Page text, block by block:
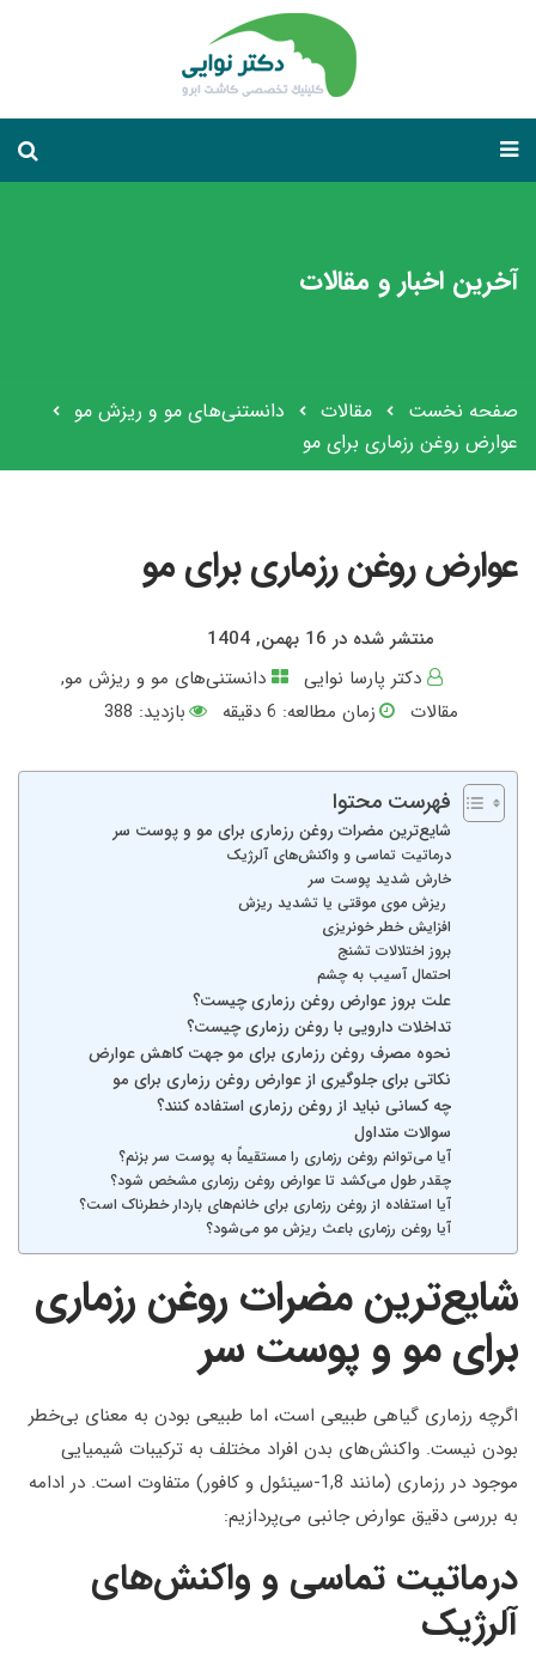
آخرین اخبار و مقالات
صفحه نخست مقالات
دانستنی‌های مو و ریزش مو
عوارض روغن رزماری برای مو
عوارض روغن رزماری برای مو
منتشر شده در 16 بهمن, 1404
دکتر پارسا نوایی
دانستنی‌های مو و ریزش مو,
مقالات
زمان مطالعه: 6 دقیقه بازدید: 388
فهرست محتوا
شایع‌ترین مضرات روغن رزماری برای مو و پوست سر
درماتیت تماسی و واکنش‌های آلرژیک
خارش شدید پوست سر
ریزش موی موقتی یا تشدید ریزش
افزایش خطر خونریزی
بروز اختلالات تشنج
احتمال آسیب به چشم
علت بروز عوارض روغن رزماری چیست؟
تداخلات دارویی با روغن رزماری چیست؟
نحوه مصرف روغن رزماری برای مو جهت کاهش عوارض
نکاتی برای جلوگیری از عوارض روغن رزماری برای مو
چه کسانی نباید از روغن رزماری استفاده کنند؟
سوالات متداول
آیا می‌توانم روغن رزماری را مستقیماً به پوست سر بزنم؟
چقدر طول می‌کشد تا عوارض روغن رزماری مشخص شود؟
آیا استفاده از روغن رزماری برای خانم‌های باردار خطرناک است؟
آیا روغن رزماری باعث ریزش مو می‌شود؟
شایع‌ترین مضرات روغن رزماری
برای مو و پوست سر
اگرچه رزماری گیاهی طبیعی است، اما طبیعی بودن به معنای بی‌خطر
بودن نیست. واکنش‌های بدن افراد مختلف به ترکیبات شیمیایی
موجود در رزماری (مانند 1,8-سینئول و کافور) متفاوت است. در ادامه
به بررسی دقیق عوارض جانبی می‌پردازیم:
درماتیت تماسی و واکنش‌های
آلرژیک